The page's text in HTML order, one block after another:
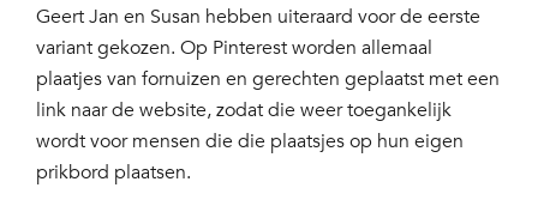
Geert Jan en Susan hebben uiteraard voor de eerste
variant gekozen. Op Pinterest worden allemaal
plaatjes van fornuizen en gerechten geplaatst met een
link naar de website, zodat die weer toegankelijk
wordt voor mensen die die plaatsjes op hun eigen
prikbord plaatsen.